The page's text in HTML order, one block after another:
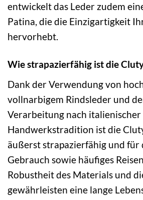
entwickelt das Leder zudem
Patina, die die Einzigartigkeit
hervorhebt.
Wie strapazierfähig ist die
Dank der Verwendung von
vollnarbigem Rindsleder und
Verarbeitung nach italienischer
Handwerkstradition ist die
äußerst strapazierfähig und für
Gebrauch sowie häufiges
Robustheit des Materials und
gewährleisten eine lange